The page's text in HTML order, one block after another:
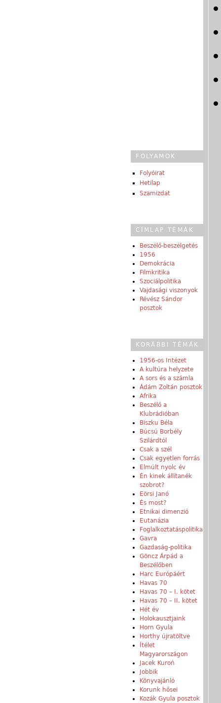
FOLYAMOK
Folyóirat
Hetilap
Szamizdat
CÍMLAP TÉMÁK
Beszélő-beszélgetés
1956
Demokrácia
Filmkritika
Szociálpolitika
Vajdasági viszonyok
Révész Sándor
posztok
KORÁBBI TÉMÁK
1956-os Intézet
A kultúra helyzete
A sors és a számla
Ádám Zoltán posztok
Afrika
Beszélő a
Klubrádióban
Biszku Béla
Búcsú Borbély
Szilárdtól
Csak a szél
Csak egyetlen forrás
Elmúlt nyolc év
Én kinek állítanék
szobrot?
Eörsi Janó
És most?
Etnikai dimenzió
Eutanázia
Foglalkoztatáspolitika
Gavra
Gazdaság-politika
Göncz Árpád a
Beszélőben
Harc Európáért
Havas 70
Havas 70 – I. kötet
Havas 70 – II. kötet
Hét év
Holokausztjaink
Horn Gyula
Horthy újratöltve
Ítélet
Magyarországon
Jacek Kuroń
Jobbik
Könyvajánló
Korunk hősei
Kozák Gyula posztok